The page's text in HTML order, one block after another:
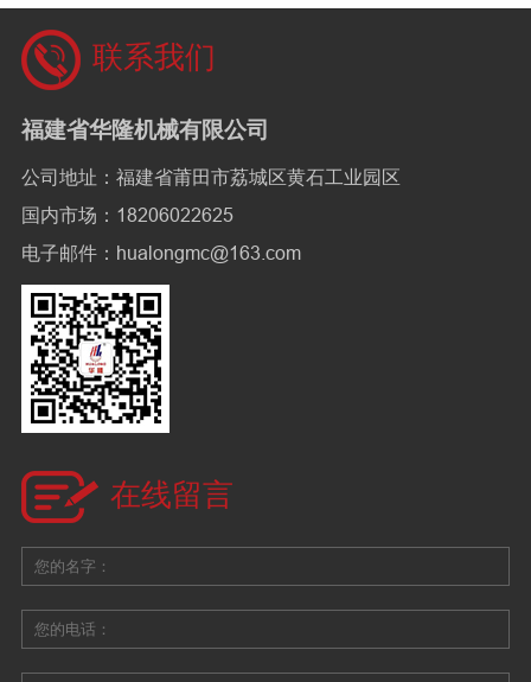
联系我们
福建省华隆机械有限公司
公司地址：福建省莆田市荔城区黄石工业园区
国内市场：18206022625
电子邮件：hualongmc@163.com
在线留言